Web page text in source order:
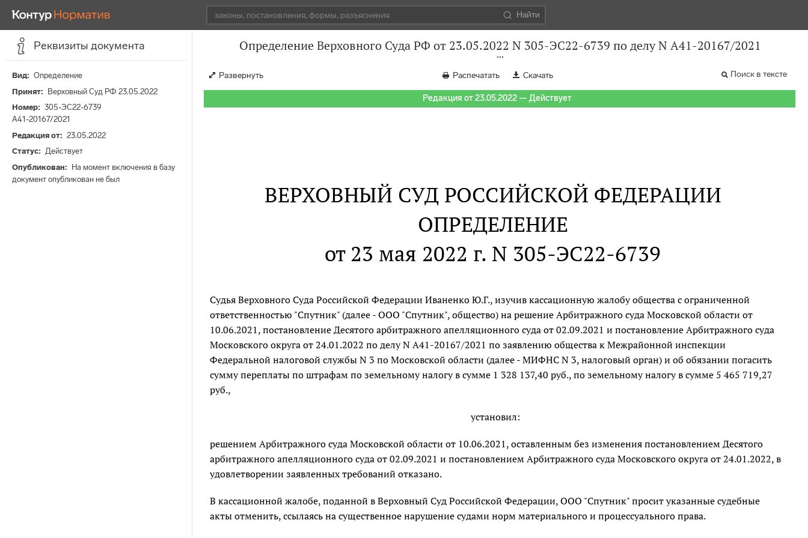
Найти
Реквизиты документа
Вид
Определение
Принят
Верховный Суд РФ 23.05.2022
Номер
305-ЭС22-6739
А41-20167/2021
Редакция от
23.05.2022
Статус
Действует
Опубликован
На момент включения в базу
документ опубликован не был
Определение Верховного Суда РФ от 23.05.2022 N 305-ЭС22-6739 по делу N А41-20167/2021
Развернуть Распечатать Скачать Поиск в тексте
Редакция от 23.05.2022 — Действует
ВЕРХОВНЫЙ СУД РОССИЙСКОЙ ФЕДЕРАЦИИ
ОПРЕДЕЛЕНИЕ
от 23 мая 2022 г. N 305-ЭС22-6739
Судья Верховного Суда Российской Федерации Иваненко Ю.Г., изучив кассационную жалобу общества с ограниченной
ответственностью "Спутник" (далее - ООО "Спутник", общество) на решение Арбитражного суда Московской области от
10.06.2021, постановление Десятого арбитражного апелляционного суда от 02.09.2021 и постановление Арбитражного суда
Московского округа от 24.01.2022 по делу N А41-20167/2021 по заявлению общества к Межрайонной инспекции
Федеральной налоговой службы N 3 по Московской области (далее - МИФНС N 3, налоговый орган) и об обязании погасить
сумму переплаты по штрафам по земельному налогу в сумме 1 328 137,40 руб., по земельному налогу в сумме 5 465 719,27
руб.,
установил:
решением Арбитражного суда Московской области от 10.06.2021, оставленным без изменения постановлением Десятого
арбитражного апелляционного суда от 02.09.2021 и постановлением Арбитражного суда Московского округа от 24.01.2022, в
удовлетворении заявленных требований отказано.
В кассационной жалобе, поданной в Верховный Суд Российской Федерации, ООО "Спутник" просит указанные судебные
акты отменить, ссылаясь на существенное нарушение судами норм материального и процессуального права.